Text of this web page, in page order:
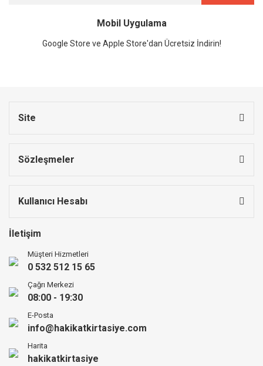
Mobil Uygulama
Google Store ve Apple Store'dan Ücretsiz İndirin!
Site
Sözleşmeler
Kullanıcı Hesabı
İletişim
Müşteri Hizmetleri
0 532 512 15 65
Çağrı Merkezi
08:00 - 19:30
E-Posta
info@hakikatkirtasiye.com
Harita
hakikatkirtasiye